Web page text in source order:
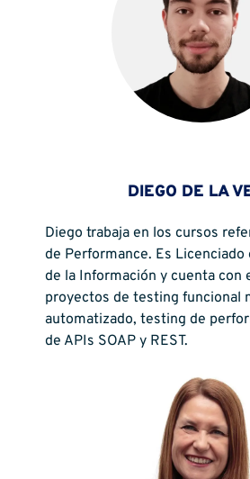
DIEGO DE LA
Diego trabaja en los cursos
de Performance. Es Licenciado
de la Información y cuenta con
proyectos de testing funcional
automatizado, testing de
de APIs SOAP y REST.